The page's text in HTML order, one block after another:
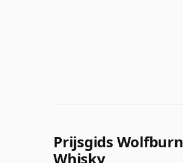
Prijsgids Wolfburn
Whisky